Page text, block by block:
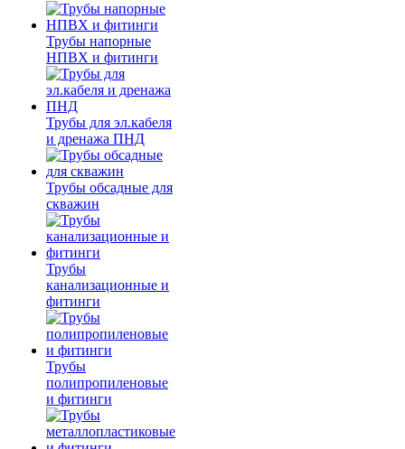
Трубы напорные
НПВХ и фитинги
Трубы для эл.кабеля
и дренажа ПНД
Трубы обсадные для
скважин
Трубы
канализационные и
фитинги
Трубы
полипропиленовые
и фитинги